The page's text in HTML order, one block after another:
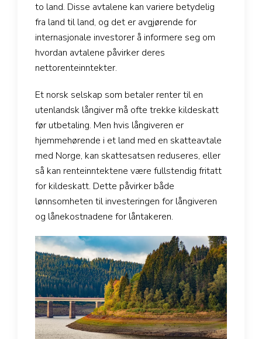
to land. Disse avtalene kan variere betydelig
fra land til land, og det er avgjørende for
internasjonale investorer å informere seg om
hvordan avtalene påvirker deres
nettorenteinntekter.
Et norsk selskap som betaler renter til en
utenlandsk långiver må ofte trekke kildeskatt
før utbetaling. Men hvis långiveren er
hjemmehørende i et land med en skatteavtale
med Norge, kan skattesatsen reduseres, eller
så kan renteinntektene være fullstendig fritatt
for kildeskatt. Dette påvirker både
lønnsomheten til investeringen for långiveren
og lånekostnadene for låntakeren.